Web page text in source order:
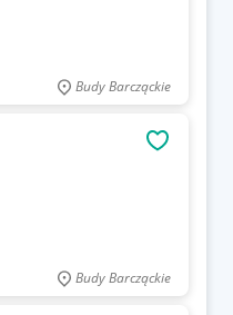
Budy Barcząckie
Budy Barcząckie